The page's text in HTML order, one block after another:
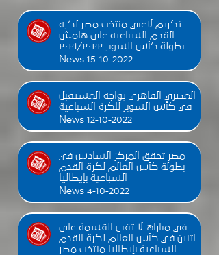
تكريم لاعبي منتخب مصر لكرة
القدم السباعية على هامش
بطولة كأس السوبر ٢٠٢١/٢٠٢٢
News 15-10-2022
المصري القاهري يواجه المستقبل
في كأس السوبر للكرة السباعية
News 12-10-2022
مصر تحقق المركز السادس في
بطولة كأس العالم لكرة القدم
السباعية بإيطاليا
News 4-10-2022
في مباراه لا تقبل القسمة على
اثنين في كأس العالم لكرة القدم
السباعية بإيطاليا منتخب مصر